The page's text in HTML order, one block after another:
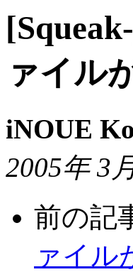
ァイル
iNOUE
2005年 3
前の記
ァイル